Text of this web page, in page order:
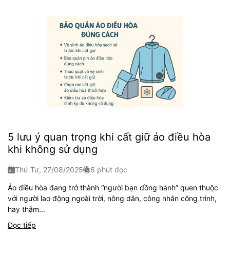
5 lưu ý quan trọng khi cất giữ áo điều hòa
khi không sử dụng
Thứ Tư, 27/08/2025 6 phút đọc
Áo điều hòa đang trở thành “người bạn đồng hành” quen thuộc
với người lao động ngoài trời, nông dân, công nhân công trình,
hay thậm...
Đọc tiếp